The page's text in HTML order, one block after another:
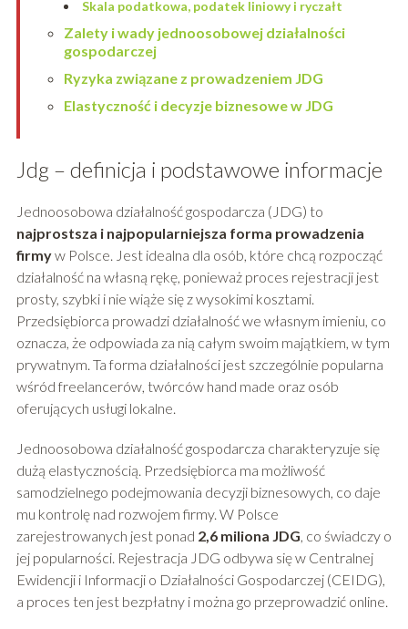
Skala podatkowa, podatek liniowy i ryczałt
Zalety i wady jednoosobowej działalności
gospodarczej
Ryzyka związane z prowadzeniem JDG
Elastyczność i decyzje biznesowe w JDG
Jdg – definicja i podstawowe informacje
Jednoosobowa działalność gospodarcza (JDG) to
najprostsza i najpopularniejsza forma prowadzenia
firmyw Polsce. Jest idealna dla osób, które chcą rozpocząć
działalność na własną rękę, ponieważ proces rejestracji jest
prosty, szybki i nie wiąże się z wysokimi kosztami.
Przedsiębiorca prowadzi działalność we własnym imieniu, co
oznacza, że odpowiada za nią całym swoim majątkiem, w tym
prywatnym. Ta forma działalności jest szczególnie popularna
wśród freelancerów, twórców hand made oraz osób
oferujących usługi lokalne.
Jednoosobowa działalność gospodarcza charakteryzuje się
dużą elastycznością. Przedsiębiorca ma możliwość
samodzielnego podejmowania decyzji biznesowych, co daje
mu kontrolę nad rozwojem firmy. W Polsce
zarejestrowanych jest ponad 2,6 miliona JDG, co świadczy o
jej popularności. Rejestracja JDG odbywa się w Centralnej
Ewidencji i Informacji o Działalności Gospodarczej (CEIDG),
a proces ten jest bezpłatny i można go przeprowadzić online.